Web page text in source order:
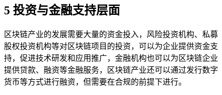
5 投资与金融支持层面
区块链产业的发展需要大量的资金投入，风险投资机构、私募
股权投资机构等对区块链项目的投资，可以为企业提供资金支
持，促进技术研发和应用推广，金融机构也可以为区块链企业
提供贷款、融资等金融服务，区块链产业还可以通过发行数字
货币等方式进行融资，但需要在合规的前提下进行。